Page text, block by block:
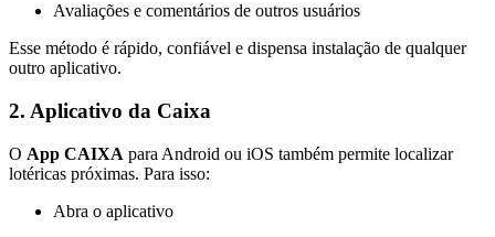
Avaliações e comentários de outros usuários
Esse método é rápido, confiável e dispensa instalação de qualquer
outro aplicativo.
2. Aplicativo da Caixa
O App CAIXA para Android ou iOS também permite localizar
lotéricas próximas. Para isso:
Abra o aplicativo